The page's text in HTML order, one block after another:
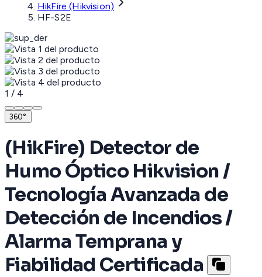
HikFire (Hikvision)
HF-S2E
1 / 4
360°
(HikFire) Detector de
Humo Óptico Hikvision /
Tecnología Avanzada de
Detección de Incendios /
Alarma Temprana y
Fiabilidad Certificada